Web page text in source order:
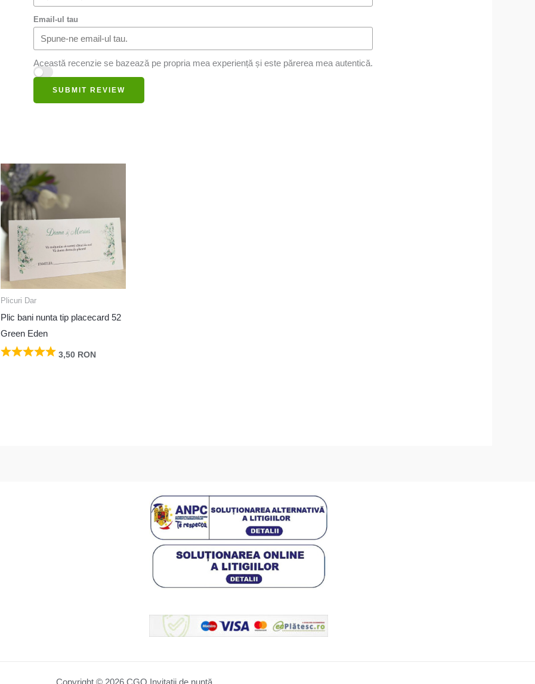
Email-ul tau
Această recenzie se bazează pe propria mea experiență și este părerea mea autentică.
SUBMIT REVIEW
Plicuri Dar
Plic bani nunta tip placecard 52
Green Eden
3,50 RON
Copyright © 2026 CGO Invitații de nuntă